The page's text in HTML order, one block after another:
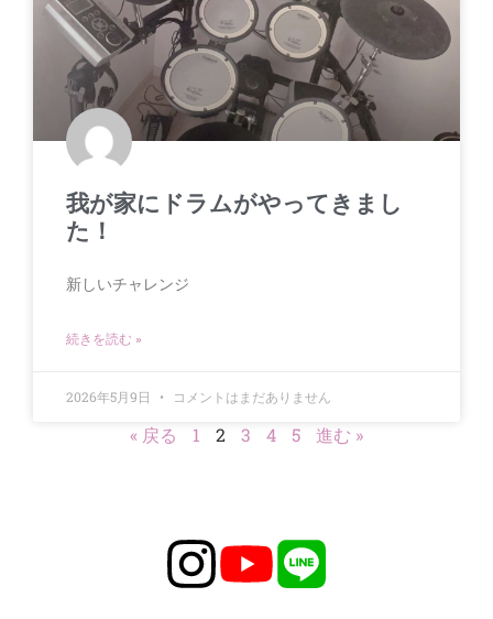
我が家にドラムがやってきまし
た！
新しいチャレンジ
続きを読む »
2026年5月9日 コメントはまだありません
« 戻る 1 2 3 4 5 進む »